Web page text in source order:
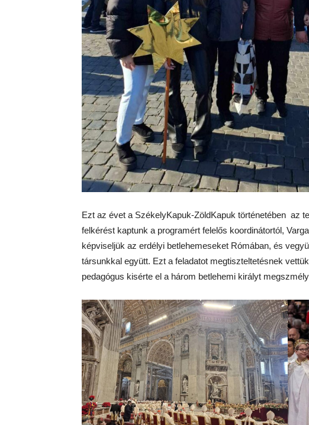
Ezt az évet a SzékelyKapuk-ZöldKapuk történetében az
felkérést kaptunk a programért felelős koordinátortól,
képviseljük az erdélyi betlehemeseket Rómában, és
társunkkal együtt. Ezt a feladatot megtiszteltetésnek
pedagógus kisérte el a három betlehemi királyt